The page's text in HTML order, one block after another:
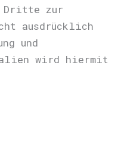
Dritte zur
ausdrücklich
und
wird hiermit